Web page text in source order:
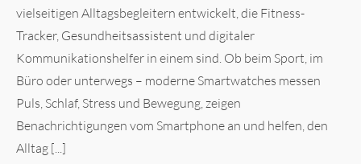
vielseitigen Alltagsbegleitern entwickelt, die Fitness-
Tracker, Gesundheitsassistent und digitaler
Kommunikationshelfer in einem sind. Ob beim Sport, im
Büro oder unterwegs – moderne Smartwatches messen
Puls, Schlaf, Stress und Bewegung, zeigen
Benachrichtigungen vom Smartphone an und helfen, den
Alltag [...]